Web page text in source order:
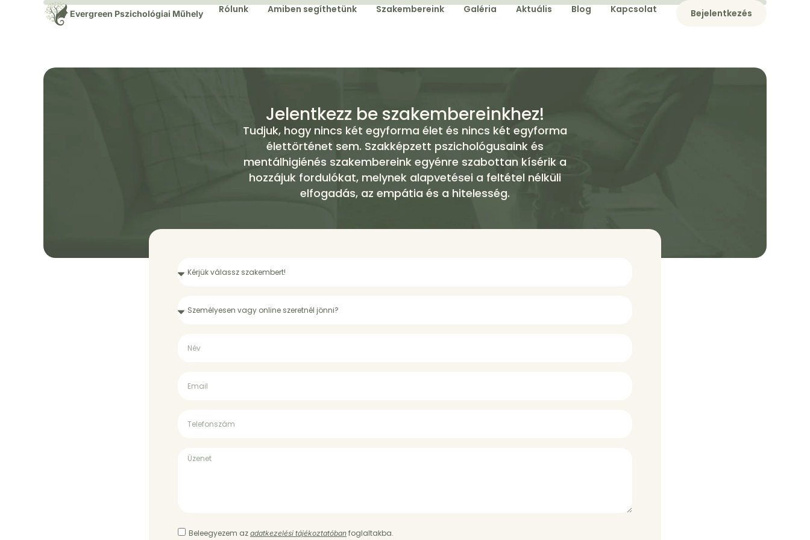
Evergreen Pszichológiai Műhely Rólunk Amiben segíthetünk Szakembereink Galéria Aktuális Blog Kapcsolat Bejelentkezés
Jelentkezz be szakembereinkhez!
Tudjuk, hogy nincs két egyforma élet és nincs két egyforma
élettörténet sem. Szakképzett pszichológusaink és
mentálhigiénés szakembereink egyénre szabottan kísérik a
hozzájuk fordulókat, melynek alapvetései a feltétel nélküli
elfogadás, az empátia és a hitelesség.​
Beleegyezem az adatkezelési tájékoztatóban foglaltakba.